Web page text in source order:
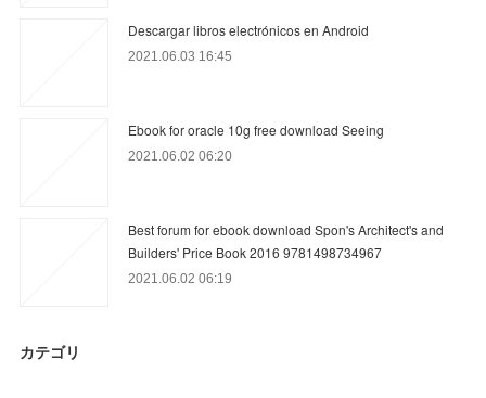
Descargar libros electrónicos en Android
2021.06.03 16:45
Ebook for oracle 10g free download Seeing
2021.06.02 06:20
Best forum for ebook download Spon's Architect's and
Builders' Price Book 2016 9781498734967
2021.06.02 06:19
カテゴリ